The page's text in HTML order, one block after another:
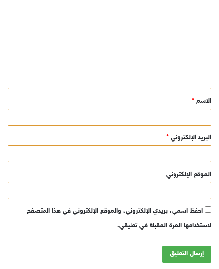
ق
*
الاسم *
البريد الإلكتروني *
الموقع الإلكتروني
احفظ اسمي، بريدي الإلكتروني، والموقع الإلكتروني في هذا المتصفح
لاستخدامها المرة المقبلة في تعليقي.